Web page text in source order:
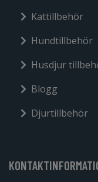
Kattillbehör
Hundtillbehör
Husdjur
Blogg
Djurtillbehör